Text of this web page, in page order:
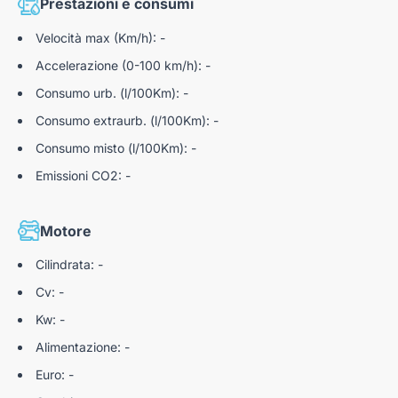
Dalle 09:00–12:30 alle 14:30–19:00
Nota bene: Autoteam9 S.r.l. declina ogni responsabilità per
eventuali involontarie incongruenze, che non rappresentano in
N185645
Prestazioni e consumi
Velocità max (Km/h): -
Accelerazione (0-100 km/h): -
Consumo urb. (l/100Km): -
Consumo extraurb. (l/100Km): -
Consumo misto (l/100Km): -
Emissioni CO2: -
Motore
Cilindrata: -
Cv: -
Kw: -
Alimentazione: -
Euro: -